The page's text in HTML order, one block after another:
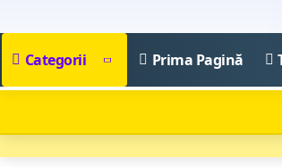
Categorii Prima Pagină